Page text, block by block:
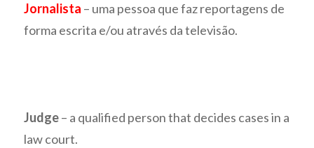
Jornalista – uma pessoa que faz reportagens de
forma escrita e/ou através da televisão.
Judge– a qualified person that decides cases in a
law court.